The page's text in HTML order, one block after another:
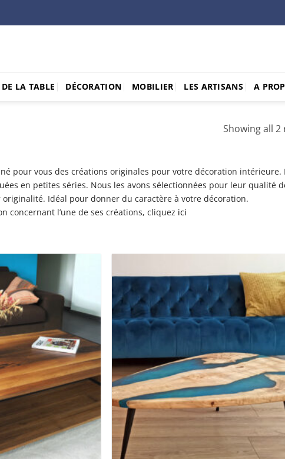
DE LA TABLE DÉCORATION MOBILIER LES ARTISANS A
Showing all 2
pour vous des créations originales pour votre décoration
en petites séries. Nous les avons sélectionnées pour leur qualité
Idéal pour donner du caractère à votre décoration.
concernant l’une de ses créations, cliquez ici
Ajouter
wishlist
à la
wishlist